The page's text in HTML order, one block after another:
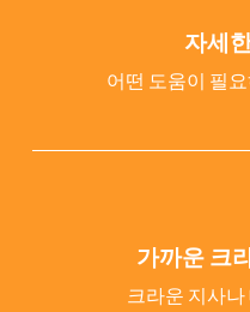
자세
어떤 도움이 필
가까운 크
크라운 지사